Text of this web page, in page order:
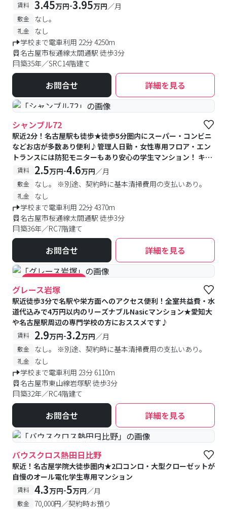
ション★管理人日勤・宅配BOX、IHコンロ付【内外装リニュー
アル済】
賃料 3.45万円-3.95万円／月
敷金 なし。
礼金
なし
学校まで電車利用 22分 4250m
名古屋市桜通線太閤通駅 徒歩3分
築35年／SRC14階建て
お問合せ 詳細を見る
#女性専用フロアあり
シャンブル72
駅近2分！名古屋駅も徒歩★徒歩5分圏内にスーパー・コンビニ
などお店が多数あり便利♪管理人日勤・女性専用フロア・エン
トランスには防犯モニターもあり安心の学生マンション！ キッ
チンをリニューアルしたお部屋やバストイレ別のお部屋などバ
ラエティなお部屋タイプをご用意
賃料 2.5万円-4.6万円／月
敷金 なし。 ※別途、契約時に基本清掃費用の支払いあり。
礼金
なし
学校まで電車利用 22分 4370m
名古屋市桜通線太閤通駅 徒歩3分
築36年／RC7階建て
お問合せ 詳細を見る
#キャンペーン実施中
グレース岩塚
駅近徒歩3分で名駅や栄方面へのアクセス便利！全室共益費・水
道代込みで4万円以内のリーズナブルNasicマンション★愛知大
や名古屋駅周辺の専門学校の方におススメです♪
賃料 2.9万円-3.2万円／月
敷金 なし。 ※別途、契約時に基本清掃費用の支払いあり。
礼金
なし
学校まで電車利用 23分 6110m
名古屋市東山線岩塚駅 徒歩3分
築32年／RC4階建て
お問合せ 詳細を見る
#予約受付中 #空室待ち
バウスクロス熱田日比野
駅近！名古屋学院大徒歩圏内★2口コンロ・大型クローゼットが
自慢のオール電化学生専用マンション
賃料 4.3万円-5万円／月
敷金 70,000円／契約時お預り